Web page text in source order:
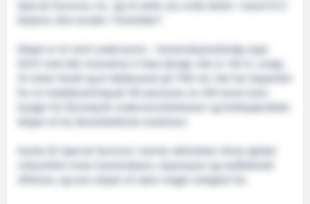
Skipet er et stort undervanns – konstruksjonsfartøy, type
SX121 med det innovative X-bow design. Det er 130 m. Langt,
25 meter bredt og et dekksareal på 1700 m2. Det har kapasitet
for en totalbesetning på 105 personer, en 250 tonns kran,
hangar for fjernstyrte undervannsfarkoster og helikopterdekk.
Veolia ES Special Services’ marine aktiviteter driver global
virksomhet innen konstruksjon, reparasjon og vedlikehold
offshore, og som skipet vil være meget velegnet for.